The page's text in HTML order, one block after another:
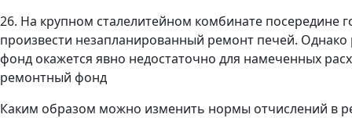
26. На крупном сталелитейном комбинате посередине
произвести незапланированный ремонт печей.
фонд окажется явно недостаточно для намеченных
ремонтный фонд
Каким образом можно изменить нормы отчислений в